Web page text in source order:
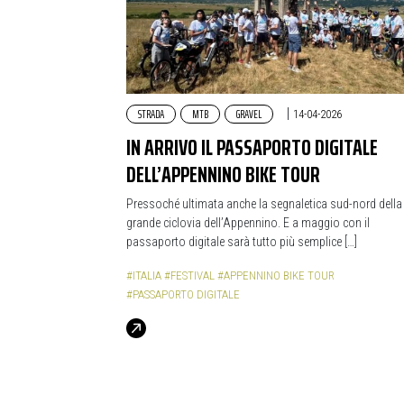
STRADA MTB GRAVEL | 14-04-2026
IN ARRIVO IL PASSAPORTO DIGITALE
DELL’APPENNINO BIKE TOUR
Pressoché ultimata anche la segnaletica sud-nord della
grande ciclovia dell’Appennino. E a maggio con il
passaporto digitale sarà tutto più semplice […]
#ITALIA #FESTIVAL #APPENNINO BIKE TOUR
#PASSAPORTO DIGITALE